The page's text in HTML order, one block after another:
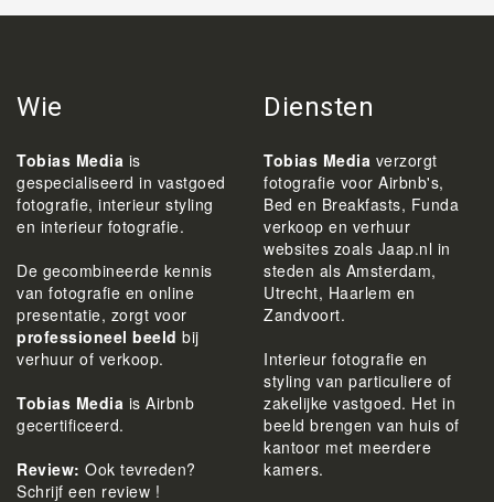
Wie
Tobias Media is
gespecialiseerd in vastgoed
fotografie, interieur styling
en interieur fotografie.
De gecombineerde kennis
van fotografie en online
presentatie, zorgt voor
professioneel beeld bij
verhuur of verkoop.
Tobias Media is Airbnb
gecertificeerd.
Review: Ook tevreden?
Schrijf een review !
Diensten
Tobias Media verzorgt
fotografie voor Airbnb's,
Bed en Breakfasts, Funda
verkoop en verhuur
websites zoals Jaap.nl in
steden als Amsterdam,
Utrecht, Haarlem en
Zandvoort.
Interieur fotografie en
styling van particuliere of
zakelijke vastgoed. Het in
beeld brengen van huis of
kantoor met meerdere
kamers.